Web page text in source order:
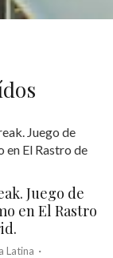
Juego de
en El Rastro
Latina ·